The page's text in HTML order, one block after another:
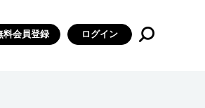
料会員登録 ログイン